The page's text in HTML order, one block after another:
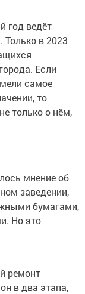
год ведёт
в 2023
Если
самое
то
только о нём,
мнение об
заведении,
бумагами,
Но это
ремонт
в два этапа,